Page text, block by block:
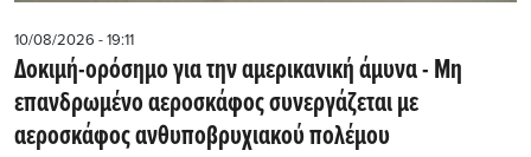
10/08/2026 - 19:11
Δοκιμή-ορόσημο για την αμερικανική άμυνα - Μη
επανδρωμένο αεροσκάφος συνεργάζεται με
αεροσκάφος ανθυποβρυχιακού πολέμου